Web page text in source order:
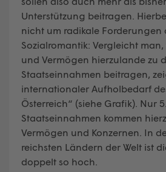
Unterstützung beitragen.
nicht um radikale Forderungen
Sozialromantik: Vergleicht man,
und Vermögen hierzulande zu
Staatseinnahmen beitragen,
internationaler Aufholbedarf
Österreich“ (siehe Grafik). Nur
Staatseinnahmen kommen
Vermögen und Konzernen. In
reichsten Ländern der Welt ist
doppelt so hoch.